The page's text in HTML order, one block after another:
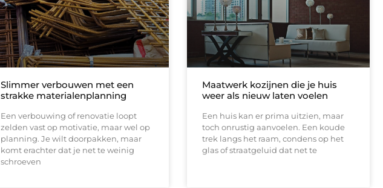
Slimmer verbouwen met een
strakke materialenplanning
Een verbouwing of renovatie loopt
zelden vast op motivatie, maar wel op
planning. Je wilt doorpakken, maar
komt erachter dat je net te weinig
schroeven
Maatwerk kozijnen die je huis
weer als nieuw laten voelen
Een huis kan er prima uitzien, maar
toch onrustig aanvoelen. Een koude
trek langs het raam, condens op het
glas of straatgeluid dat net te